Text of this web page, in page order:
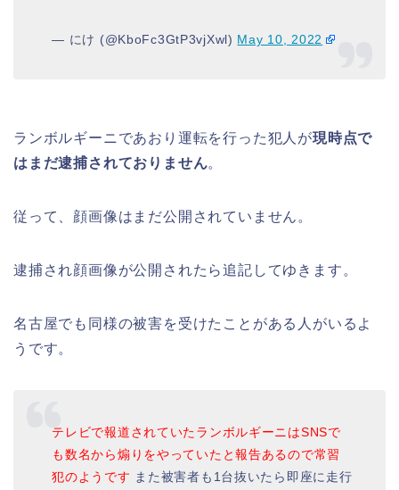
— にけ (@KboFc3GtP3vjXwl) May 10, 2022
ランボルギーニであおり運転を行った犯人が現時点で
はまだ逮捕されておりません。
従って、顔画像はまだ公開されていません。
逮捕され顔画像が公開されたら追記してゆきます。
名古屋でも同様の被害を受けたことがある人がいるよ
うです。
テレビで報道されていたランボルギーニはSNSで
も数名から煽りをやっていたと報告あるので常習
犯のようです また被害者も1台抜いたら即座に走行